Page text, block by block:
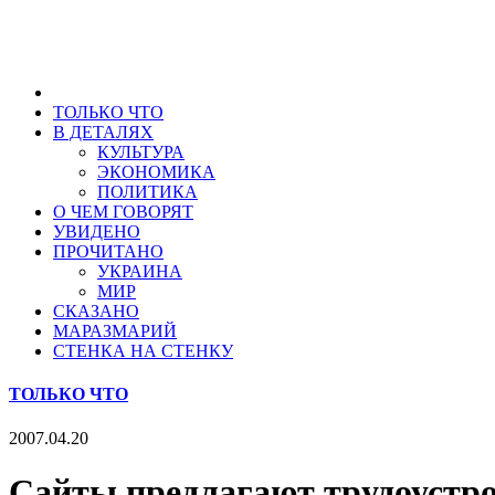
ТОЛЬКО ЧТО
В ДЕТАЛЯХ
КУЛЬТУРА
ЭКОНОМИКА
ПОЛИТИКА
О ЧЕМ ГОВОРЯТ
УВИДЕНО
ПРОЧИТАНО
УКРАИНА
МИР
СКАЗАНО
МАРАЗМАРИЙ
СТЕНКА НА СТЕНКУ
ТОЛЬКО ЧТО
2007.04.20